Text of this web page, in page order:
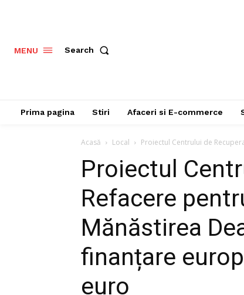
MENU Search
Prima pagina Stiri Afaceri si E-commerce
Acasă Local Proiectul Centrului de
Proiectul
Refacere
Mănăstirea
finanțare
euro